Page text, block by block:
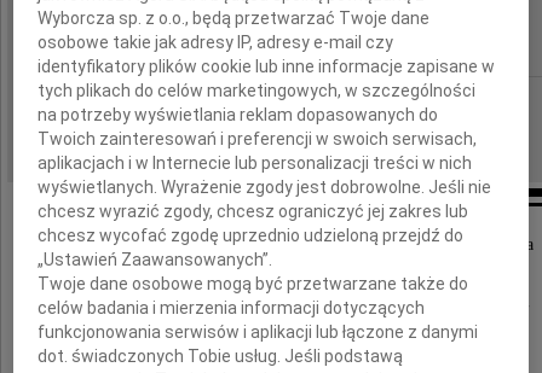
IMIĘ I NAZWISKO: Stanisław Szczypka
REGION: Rzeszów
DATA EMISJI: 04.02.2012
Ze smutkiem żegnamy mojego drogiego Brata
Stanisława Szczypka
Wyborcza sp. z o.o., będą przetwarzać Twoje dane
osobowe takie jak adresy IP, adresy e-mail czy
identyfikatory plików cookie lub inne informacje zapisane w
tych plikach do celów marketingowych, w szczególności
na potrzeby wyświetlania reklam dopasowanych do
Twoich zainteresowań i preferencji w swoich serwisach,
aplikacjach i w Internecie lub personalizacji treści w nich
wyświetlanych. Wyrażenie zgody jest dobrowolne. Jeśli nie
chcesz wyrazić zgody, chcesz ograniczyć jej zakres lub
chcesz wycofać zgodę uprzednio udzieloną przejdź do
„Ustawień Zaawansowanych”.
Twoje dane osobowe mogą być przetwarzane także do
celów badania i mierzenia informacji dotyczących
funkcjonowania serwisów i aplikacji lub łączone z danymi
dot. świadczonych Tobie usług. Jeśli podstawą